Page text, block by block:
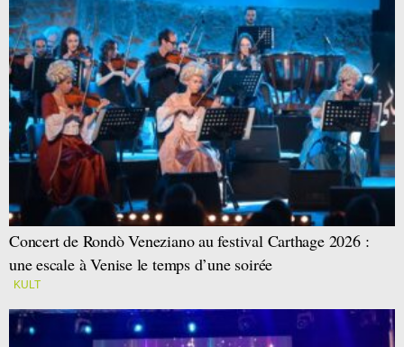
Concert de Rondò Veneziano au festival Carthage 2026 :
une escale à Venise le temps d’une soirée
KULT